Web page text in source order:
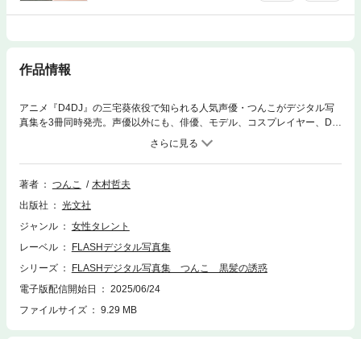
作品情報
アニメ『D4DJ』の三宅葵依役で知られる人気声優・つんこがデジタル写
真集を3冊同時発売。声優以外にも、俳優、モデル、コスプレイヤー、DJ
として幅広い分野で活動するつんこが、その美しいボディを完全開放。グ
ラビア界でも頂点を目指し、限界まで魅せる。極小のビキニ水着姿や、バ
スルームでの、ちょっと過なカットも満載。人気声優のすべてがここに。
著者
つんこ
木村哲夫
出版社
光文社
ジャンル
女性タレント
レーベル
FLASHデジタル写真集
シリーズ
FLASHデジタル写真集 つんこ 黒髪の誘惑
電子版配信開始日
2025/06/24
ファイルサイズ
9.29 MB